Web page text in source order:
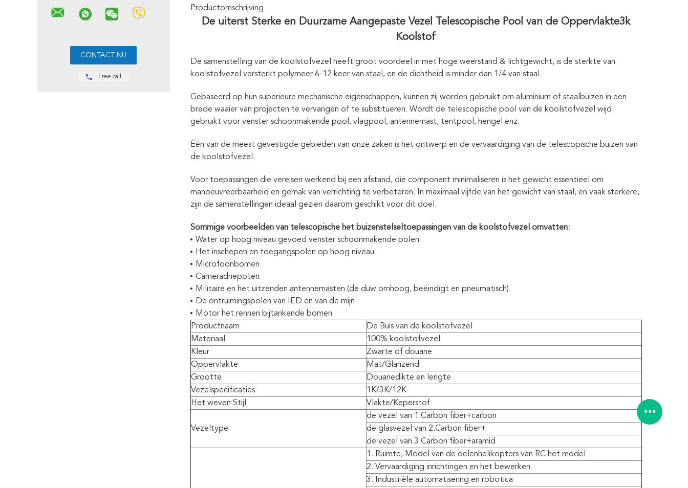
Free call
Productomschrijving
De uiterst Sterke en Duurzame Aangepaste Vezel Telescopische Pool van de Oppervlakte3k
Koolstof
De samenstelling van de koolstofvezel heeft groot voordeel in met hoge weerstand & lichtgewicht, is de sterkte van
koolstofvezel versterkt polymeer 6-12 keer van staal, en de dichtheid is minder dan 1/4 van staal.
Gebaseerd op hun superieure mechanische eigenschappen, kunnen zij worden gebruikt om aluminium of staalbuizen in een
brede waaier van projecten te vervangen of te substitueren. Wordt de telescopische pool van de koolstofvezel wijd
gebruikt voor venster schoonmakende pool, vlagpool, antennemast, tentpool, hengel enz.
Één van de meest gevestigde gebieden van onze zaken is het ontwerp en de vervaardiging van de telescopische buizen van
de koolstofvezel.
Voor toepassingen die vereisen werkend bij een afstand, die component minimaliseren is het gewicht essentieel om
manoeuvreerbaarheid en gemak van verrichting te verbeteren. In maximaal vijfde van het gewicht van staal, en vaak sterkere,
zijn de samenstellingen ideaal gezien daarom geschikt voor dit doel.
Sommige voorbeelden van telescopische het buizenstelseltoepassingen van de koolstofvezel omvatten:
Water op hoog niveau gevoed venster schoonmakende polen
Het inschepen en toegangspolen op hoog niveau
Microfoonbomen
Cameradriepoten
Militaire en het uitzenden antennemasten (de duw omhoog, beëindigt en pneumatisch)
De ontruimingspolen van IED en van de mijn
Motor het rennen bijtankende bomen
Productnaam
De Buis van de koolstofvezel
Materiaal
100% koolstofvezel
Kleur
Zwarte of douane
Oppervlakte
Mat/Glanzend
Grootte
Douanedikte en lengte
Vezelspecificaties
1K/3K/12K
Het weven Stijl
Vlakte/Keperstof
Vezeltype
de vezel van 1.Carbon fiber+carbon
de glasvezel van 2.Carbon fiber+
de vezel van 3.Carbon fiber+aramid
1. Ruimte, Model van de delenhelikopters van RC het model
2. Vervaardiging inrichtingen en het bewerken
3. Industriële automatisering en robotica